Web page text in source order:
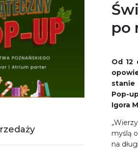
po
Od 12
stanie
Pop-
Igora
myślą
na